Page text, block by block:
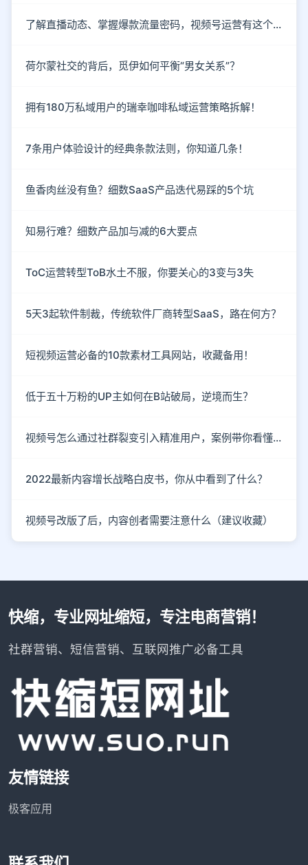
了解直播动态、掌握爆款流量密码，视频号运营有这个就够了！
荷尔蒙社交的背后，觅伊如何平衡“男女关系”？
拥有180万私域用户的瑞幸咖啡私域运营策略拆解！
7条用户体验设计的经典条款法则，你知道几条！
鱼香肉丝没有鱼？细数SaaS产品迭代易踩的5个坑
知易行难？细数产品加与减的6大要点
ToC运营转型ToB水土不服，你要关心的3变与3失
5天3起软件制裁，传统软件厂商转型SaaS，路在何方？
短视频运营必备的10款素材工具网站，收藏备用！
低于五十万粉的UP主如何在B站破局，逆境而生？
视频号怎么通过社群裂变引入精准用户，案例带你看懂！
2022最新内容增长战略白皮书，你从中看到了什么？
视频号改版了后，内容创者需要注意什么（建议收藏）
快缩，专业网址缩短，专注电商营销！
社群营销、短信营销、互联网推广必备工具
友情链接
极客应用